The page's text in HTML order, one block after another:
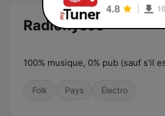
Radionysos
100% musique, 0% pub (sauf s'il
Folk Pays Électro